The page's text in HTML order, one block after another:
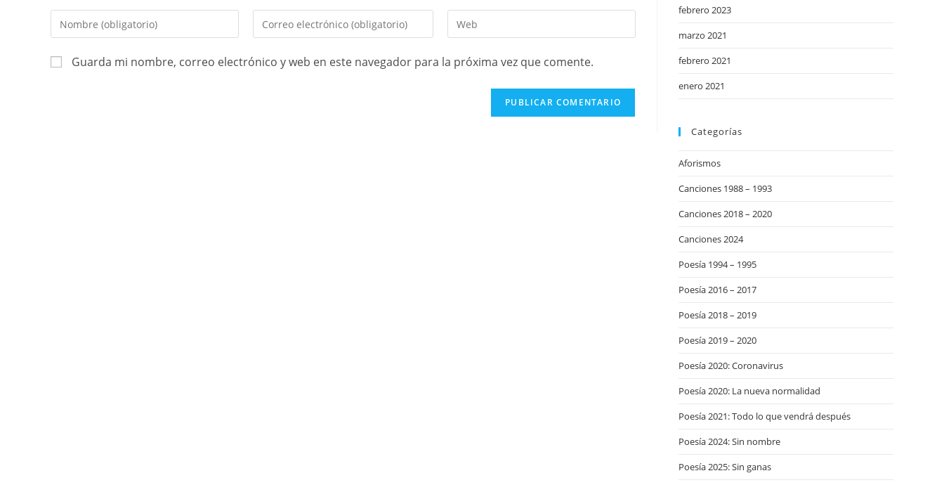
Guarda mi nombre, correo electrónico y web en este navegador para la próxima vez que comente.
febrero 2023
marzo 2021
febrero 2021
enero 2021
Categorías
Aforismos
Canciones 1988 – 1993
Canciones 2018 – 2020
Canciones 2024
Poesía 1994 – 1995
Poesía 2016 – 2017
Poesía 2018 – 2019
Poesía 2019 – 2020
Poesía 2020: Coronavirus
Poesía 2020: La nueva normalidad
Poesía 2021: Todo lo que vendrá después
Poesía 2024: Sin nombre
Poesía 2025: Sin ganas